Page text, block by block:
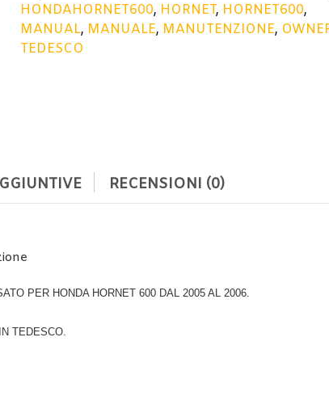
HONDAHORNET600, HORNET, HORNET600,
MANUAL, MANUALE, MANUTENZIONE,
TEDESCO
RECENSIONI (0)
PER HONDA HORNET 600 DAL 2005 AL 2006.
TEDESCO.